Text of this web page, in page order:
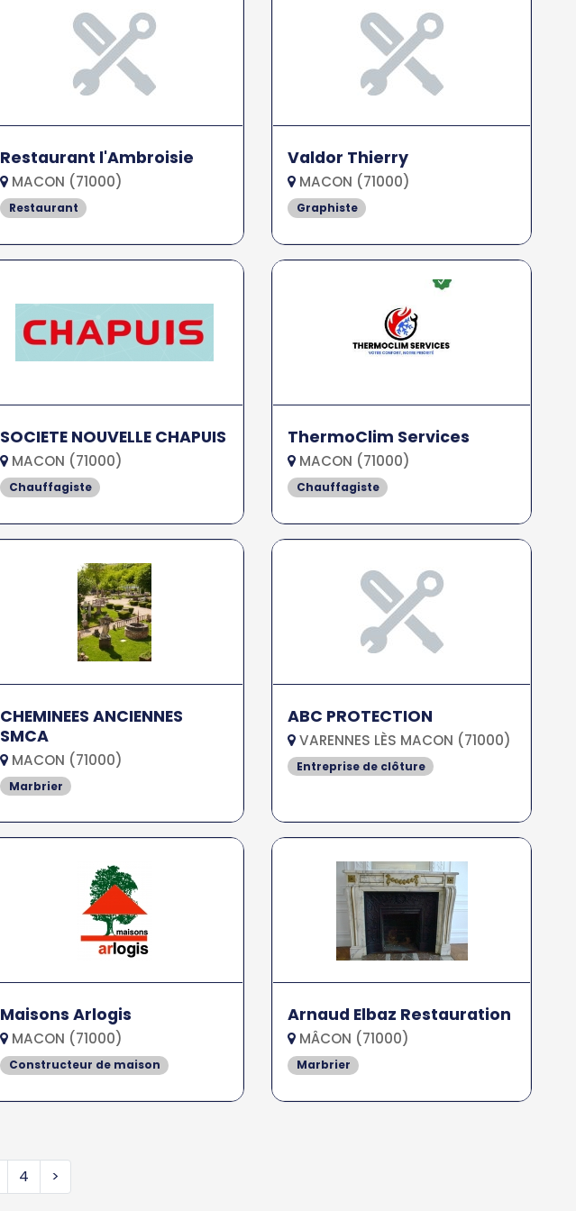
Restaurant l'Ambroisie
MACON (71000)
Restaurant
Valdor Thierry
MACON (71000)
Graphiste
SOCIETE NOUVELLE CHAPUIS
MACON (71000)
Chauffagiste
ThermoClim Services
MACON (71000)
Chauffagiste
CHEMINEES ANCIENNES
SMCA
MACON (71000)
Marbrier
ABC PROTECTION
VARENNES LÈS MACON (71000)
Entreprise de clôture
Maisons Arlogis
MACON (71000)
Constructeur de maison
Arnaud Elbaz Restauration
MÂCON (71000)
Marbrier
4 >